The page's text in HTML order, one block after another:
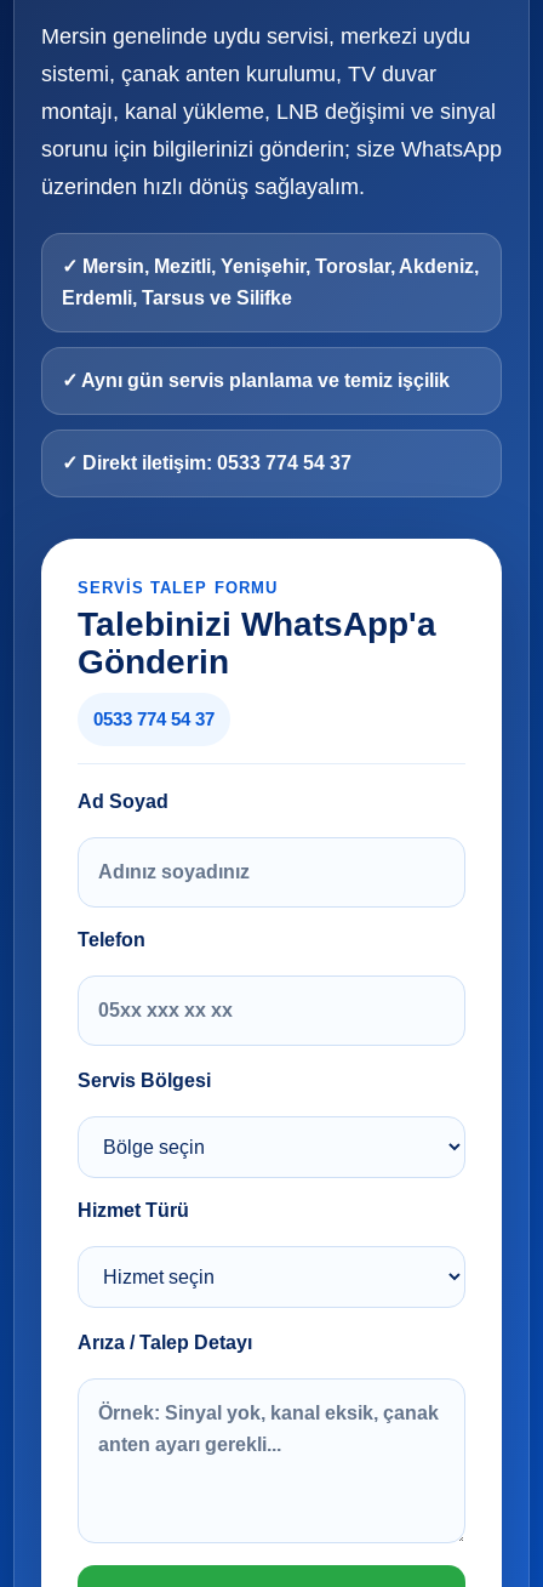
Mersin genelinde uydu servisi, merkezi uydu
sistemi, çanak anten kurulumu, TV duvar
montajı, kanal yükleme, LNB değişimi ve sinyal
sorunu için bilgilerinizi gönderin; size WhatsApp
üzerinden hızlı dönüş sağlayalım.
✓ Mersin, Mezitli, Yenişehir, Toroslar, Akdeniz,
Erdemli, Tarsus ve Silifke
✓ Aynı gün servis planlama ve temiz işçilik
✓ Direkt iletişim: 0533 774 54 37
SERVIS TALEP FORMU
Talebinizi WhatsApp'a
Gönderin
0533 774 54 37
Ad Soyad
Telefon
Servis Bölgesi
Hizmet Türü
Arıza / Talep Detayı